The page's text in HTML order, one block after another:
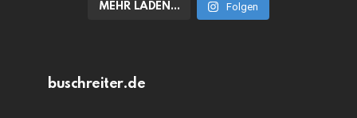
MEHR LADEN… Folgen
buschreiter.de